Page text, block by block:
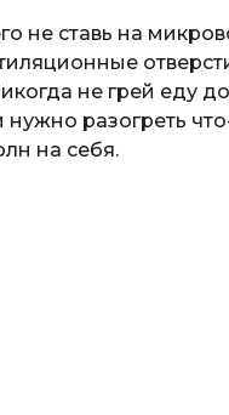
не ставь на
не грей еду
нужно разогреть
на себя.